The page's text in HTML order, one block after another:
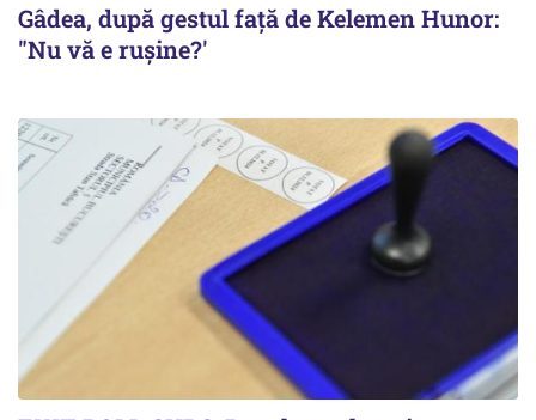
Gâdea, după gestul față de Kelemen Hunor:
"Nu vă e rușine?'